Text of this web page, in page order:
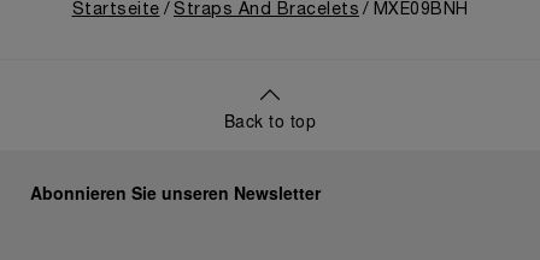
Startseite Straps And Bracelets MXE09BNH
Back to top
Abonnieren Sie unseren Newsletter